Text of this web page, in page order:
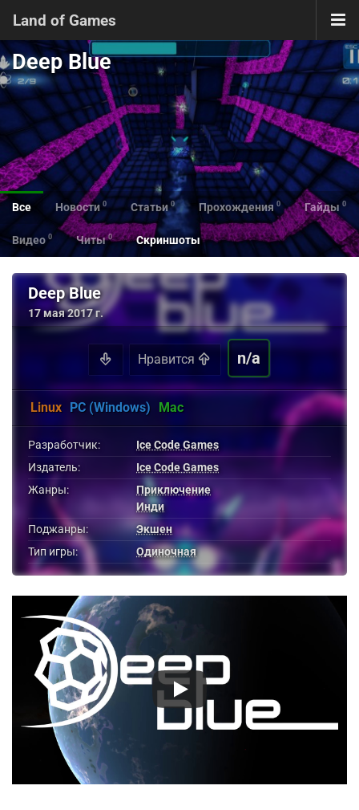
Land of Games
Deep Blue
Все Новости 0 Статьи 0 Прохождения 0 Гайды 0
Видео 0 Читы 0 Скриншоты
Deep Blue
17 мая 2017 г.
Нравится n/a
Linux PC (Windows) Mac
Разработчик:
Ice Code Games
Издатель:
Ice Code Games
Жанры:
Приключение
Инди
Поджанры:
Экшен
Тип игры:
Одиночная